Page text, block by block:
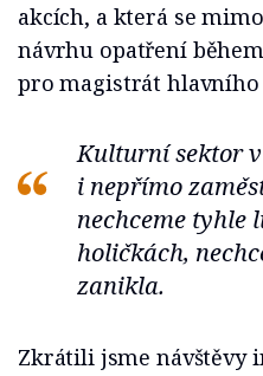
akcích, a která se
návrhu opatření
pro magistrát hlavního
Kulturní sektor
i nepřímo
nechceme tyhle
holičkách,
zanikla.
Zkrátili jsme návštěvy